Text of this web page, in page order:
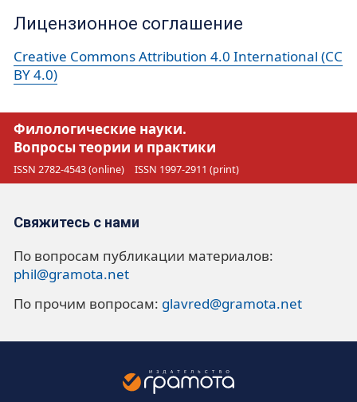
Лицензионное соглашение
Creative Commons Attribution 4.0 International (CC
BY 4.0)
Филологические науки.
Вопросы теории и практики
ISSN 2782-4543 (online) ISSN 1997-2911 (print)
Свяжитесь с нами
По вопросам публикации материалов:
phil@gramota.net
По прочим вопросам: glavred@gramota.net